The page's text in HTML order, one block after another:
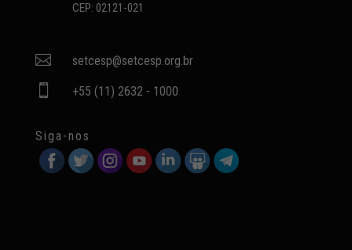
CEP: 02121-021
 setcesp@setcesp.org.br
 +55 (11) 2632 - 1000
Siga-nos